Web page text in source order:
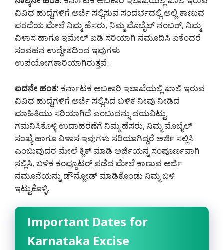
ವಿವಿಧ ಹುದ್ದೆಗಳಿಗೆ ಅರ್ಜಿ ಸಲ್ಲಿಸುವ ಸಂದರ್ಭದಲ್ಲಿ ಅಲ್ಲಿ ಕಾಣುವ
ಪರದೆಯ ಮೇಲೆ ನಿಮ್ಮ ಹೆಸರು, ನಿಮ್ಮ ಮೊಬೈಲ್ ನಂಬರ್, ನಿಮ್ಮ
ವಿಳಾಸ ಹಾಗೂ ಇಮೇಲ್ ಐಡಿ ಸರಿಯಾಗಿ ನಮೂದಿಸಿ ಏಕೆಂದರೆ
ಸಂವಹನ ಉದ್ದೇಶದಿಂದ ಇವುಗಳು
ಉಪಯೋಗಕಾರಿಯಾಗಿರುತ್ತವೆ.
ಐದನೇ ಹಂತ: ಕರ್ನಾಟಕ ಅಬಕಾರಿ ಇಲಾಖೆಯಲ್ಲಿ ಖಾಲಿ ಇರುವ
ವಿವಿಧ ಹುದ್ದೆಗಳಿಗೆ ಅರ್ಜಿ ಸಲ್ಲಿಸಿದ ಬಳಿಕ ನೀವು ನೀಡಿದ
ಮಾಹಿತಿಯು ಸರಿಯಾಗಿದೆ ಎಂಬುದನ್ನು ದಯವಿಟ್ಟು
ಗಮನಿಸಿಕೊಳ್ಳಿ ಉದಾಹರಣೆಗೆ ನಿಮ್ಮ ಹೆಸರು, ನಿಮ್ಮ ಮೊಬೈಲ್
ಸಂಖ್ಯೆ ಹಾಗೂ ವಿಳಾಸ ಇವುಗಳು ಸರಿಯಾಗಿದ್ದರೆ ಅರ್ಜಿ ಸಲ್ಲಿಸಿ
ಎಂಬುವುದರ ಮೇಲೆ ಕ್ಲಿಕ್ ಮಾಡಿ ಅರ್ಜಿಯನ್ನ ಸಂಪೂರ್ಣವಾಗಿ
ಸಲ್ಲಿಸಿ, ಬಳಿಕ ಕಂಪ್ಯೂಟರ್ ಪಡೆದ ಮೇಲೆ ಕಾಣುವ ಅರ್ಜಿ
ನಮೂನೆಯನ್ನು ಡೌನ್ಲೋಡ್ ಮಾಡಿಕೊಂಡು ನಿಮ್ಮ ಬಳಿ
ಇಟ್ಟುಕೊಳ್ಳಿ.
Important Dates for
Karnataka Excise